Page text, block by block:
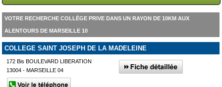
VOTRE RECHERCHE COLLÈGE PRIVE DANS UN RAYON DE 10KM AUX
ALENTOURS DE MARSEILLE 10
COLLEGE SAINT JOSEPH DE LA MADELEINE
172 Bis BOULEVARD LIBERATION
13004 - MARSEILLE 04